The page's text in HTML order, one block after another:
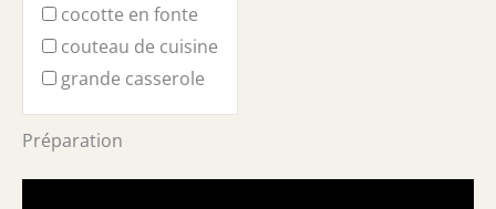
cocotte en fonte
couteau de cuisine
grande casserole
Préparation